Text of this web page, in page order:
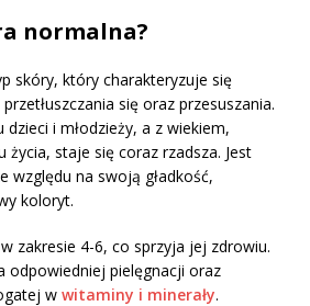
normalna?
skóry, który charakteryzuje się
się oraz przesuszania.
i młodzieży, a z wiekiem,
życia, staje się coraz rzadsza. Jest
względu na swoją gładkość,
koloryt.
zakresie 4-6, co sprzyja jej zdrowiu.
odpowiedniej pielęgnacji oraz
w witaminy i minerały.